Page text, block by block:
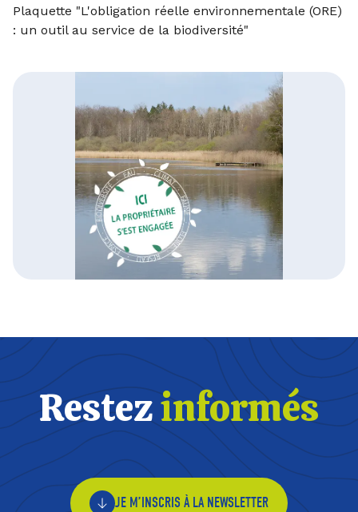
Plaquette "L'obligation réelle environnementale (ORE)
: un outil au service de la biodiversité"
Restezinformés
JE M’INSCRIS À LA NEWSLETTER